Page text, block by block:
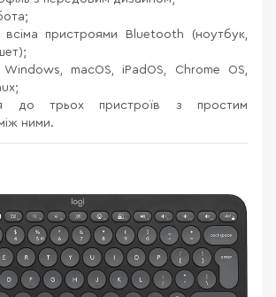
всіма пристроями Bluetooth (ноутбук,
Windows, macOS, iPadOS, Chrome OS,
до трьох пристроїв з простим
ними.